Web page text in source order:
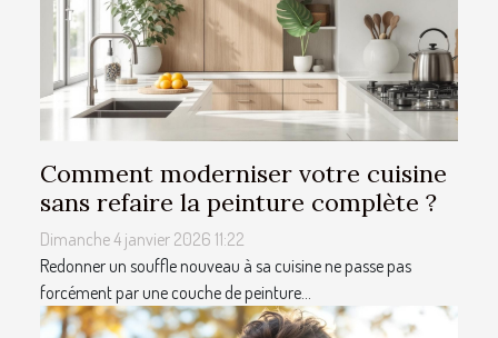
Comment moderniser votre cuisine
sans refaire la peinture complète ?
Dimanche 4 janvier 2026 11:22
Redonner un souffle nouveau à sa cuisine ne passe pas
forcément par une couche de peinture...